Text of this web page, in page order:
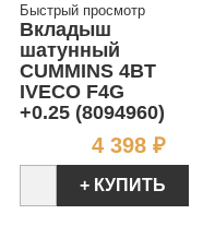
Быстрый просмотр
Вкладыш
шатунный
CUMMINS 4BT
IVECO F4G
+0.25 (8094960)
4 398 ₽
+ КУПИТЬ